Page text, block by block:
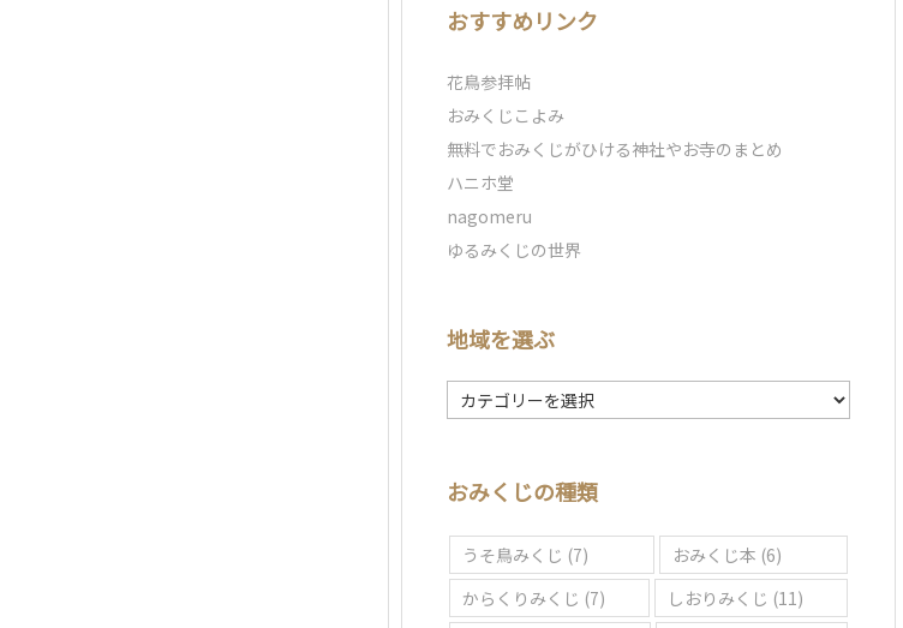
おすすめリンク
花鳥参拝帖
おみくじこよみ
無料でおみくじがひける神社やお寺のまとめ
ハニホ堂
nagomeru
ゆるみくじの世界
地域を選ぶ
地
域
ぶ
おみくじの種類
うそ鳥みくじ (7) おみくじ本 (6)
からくりみくじ (7) しおりみくじ (11)